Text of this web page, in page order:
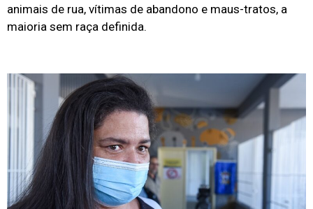
animais de rua, vítimas de abandono e maus-tratos, a
maioria sem raça definida.